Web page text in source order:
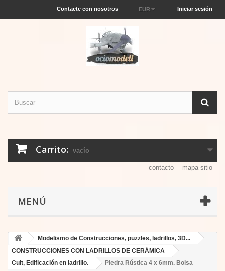
Iniciar sesión
EUR
Contacte con nosotros
Carrito: vacío
contacto mapa sitio
MENÚ
Modelismo de Construcciones, puzzles, ladrillos, 3D...
CONSTRUCCIONES CON LADRILLOS DE CERÁMICA
Cuit, Edificación en ladrillo.
Piedra Rústica 4 x 6mm. Bolsa